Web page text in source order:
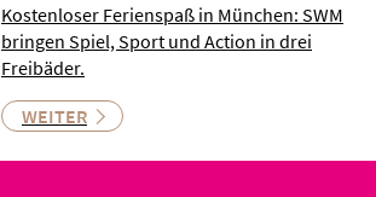
Kostenloser Ferienspaß in München: SWM
bringen Spiel, Sport und Action in drei
Freibäder.
WEITER